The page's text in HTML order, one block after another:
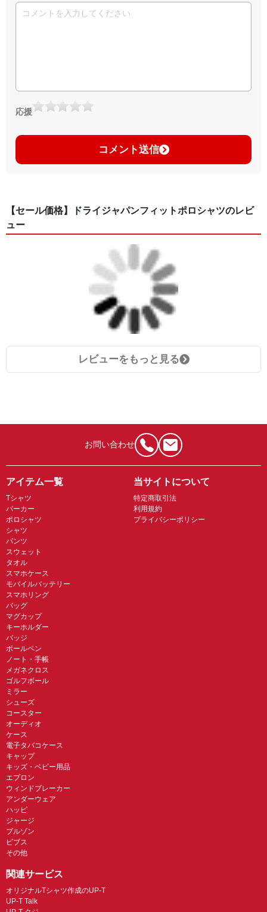
応援
コメント送信
【セール価格】ドライジャパンフィットポロシャツのレビ
ュー
レビューをもっと見る
お問い合わせ
アイテム一覧
Tシャツ
パーカー
ポロシャツ
シャツ
パンツ
スウェット
タオル
スマホケース
モバイルバッテリー
スマホリング
バッグ
マグカップ
キーホルダー
バッジ
ボールペン
ノート・手帳
メガネクロス
ゴルフボール
ミラー
シューズ
コースター
オーディオ
ケース
電子タバコケース
キャップ
キッズ・ベビー用品
エプロン
ウィンドブレーカー
アンダーウェア
ハッピ
ジャージ
ブルゾン
ビブス
その他
当サイトについて
特定商取引法
利用規約
プライバシーポリシー
関連サービス
オリジナルTシャツ作成のUP-T
UP-T Talk